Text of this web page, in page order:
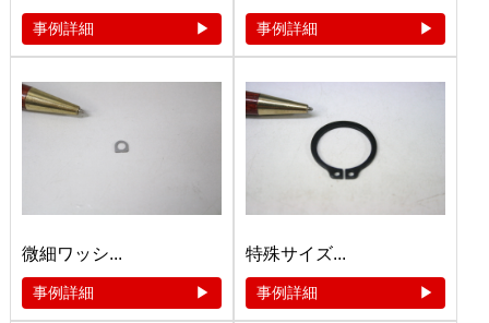
事例詳細 事例詳細
微細ワッシ...
事例詳細
特殊サイズ...
事例詳細